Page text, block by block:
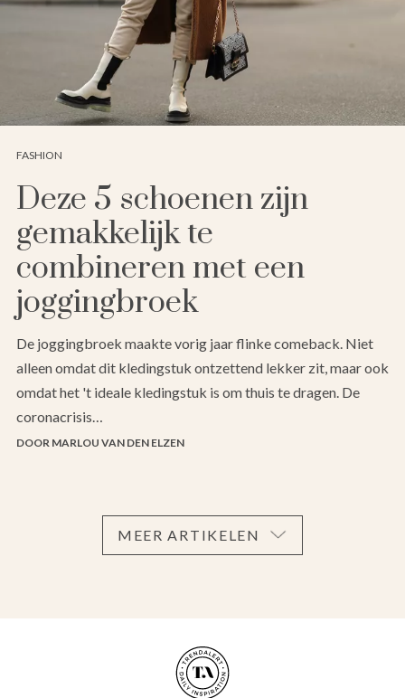
FASHION
Deze 5 schoenen zijn
gemakkelijk te
combineren met een
joggingbroek
De joggingbroek maakte vorig jaar flinke comeback. Niet
alleen omdat dit kledingstuk ontzettend lekker zit, maar ook
omdat het 't ideale kledingstuk is om thuis te dragen. De
coronacrisis…
DOOR MARLOU VAN DEN ELZEN
MEER ARTIKELEN